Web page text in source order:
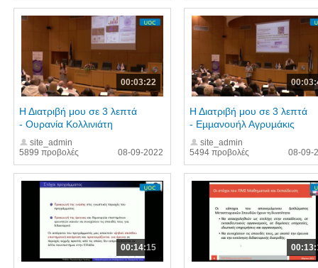
00:03:22
5899 προβολές
Η Διατριβή μου σε 3 λεπτά
- Ουρανία Κολλινιάτη
site_admin
08-09-2022
5494 προβολές
Η Διατριβή μου σε 3 λεπτά
- Εµµανουήλ Αγρυµάκις
site_admin
08-09-
00:14:15